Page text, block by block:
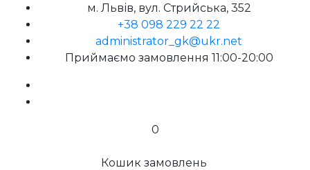
м. Львів, вул. Стрийська, 352
+38 098 229 22 22
administrator_gk@ukr.net
Приймаємо замовлення 11:00-20:00
0
Кошик замовлень